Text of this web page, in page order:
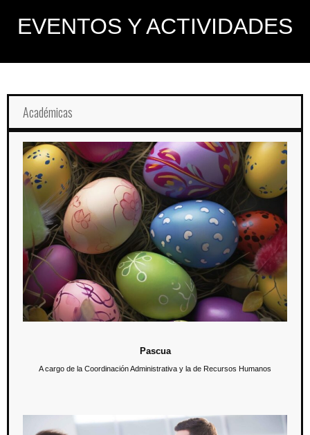
EVENTOS Y ACTIVIDADES
Académicas
Pascua
Para celebrar la Pascua, el pasado 5 de abril los colaboradores de
campus Cancún buscaron huevos de Pascua en las instalaciones de
la Universidad.
Pascua
A cargo de la Coordinación Administrativa y la de Recursos Humanos